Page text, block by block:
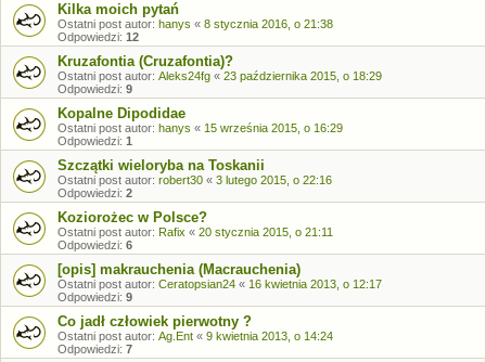
Kilka moich pytań
Ostatni post autor: hanys « 8 stycznia 2016, o 21:38
Odpowiedzi: 12
Kruzafontia (Cruzafontia)?
Ostatni post autor: Aleks24fg « 23 października 2015, o 18:29
Odpowiedzi: 9
Kopalne Dipodidae
Ostatni post autor: hanys « 15 września 2015, o 16:29
Odpowiedzi: 1
Szczątki wieloryba na Toskanii
Ostatni post autor: robert30 « 3 lutego 2015, o 22:16
Odpowiedzi: 2
Koziorożec w Polsce?
Ostatni post autor: Rafix « 20 stycznia 2015, o 21:11
Odpowiedzi: 6
[opis] makrauchenia (Macrauchenia)
Ostatni post autor: Ceratopsian24 « 16 kwietnia 2013, o 12:17
Odpowiedzi: 9
Co jadł człowiek pierwotny ?
Ostatni post autor: Ag.Ent « 9 kwietnia 2013, o 14:24
Odpowiedzi: 7